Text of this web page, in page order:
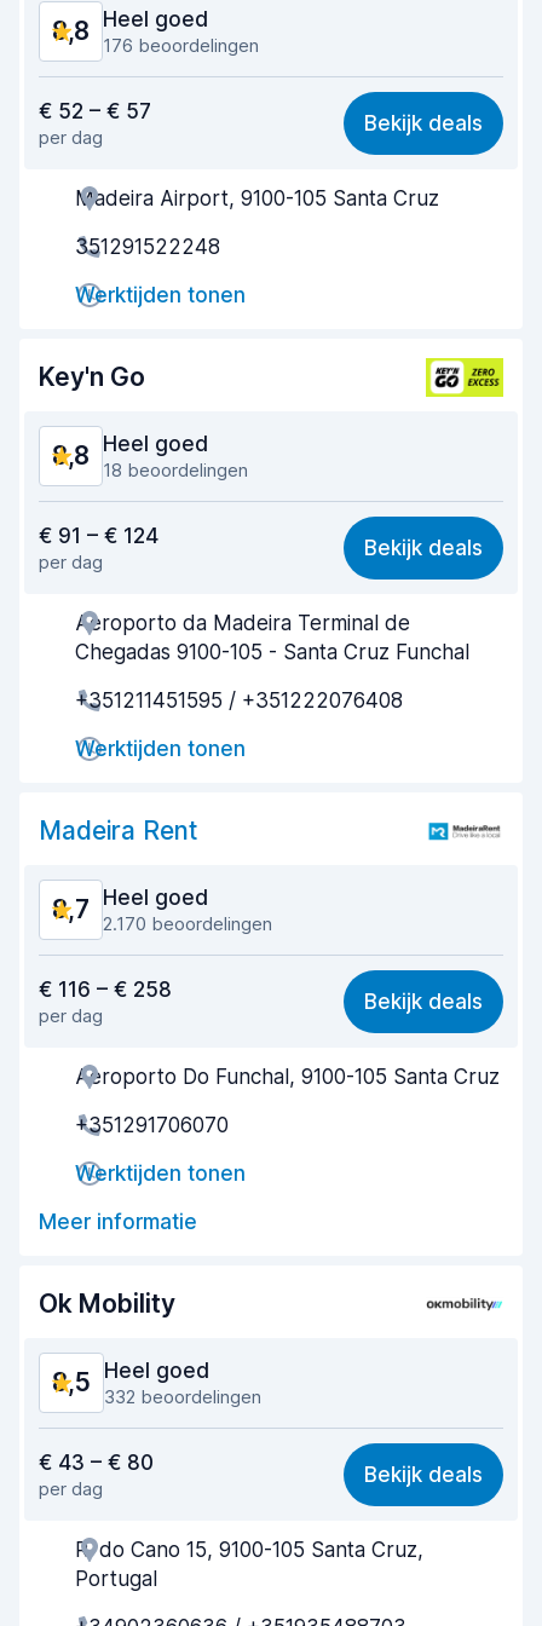
8,8 Heel goed
176 beoordelingen
8,4
Makkelijk te vinden 9,0
Behulpzame medewerker
Snelheid ophaalproces
Snelheid inleverproces
9,1
€ 52 – € 57
per dag
Bekijk deals
Madeira Airport, 9100-105 Santa Cruz
351291522248
Werktijden tonen
Key'n Go
8,8 Heel goed
18 beoordelingen
8,1
Makkelijk te vinden 9,0
Behulpzame medewerker
Staat van de auto 8,3
€ 91 – € 124
per dag
Bekijk deals
Aeroporto da Madeira Terminal de
Chegadas 9100-105 - Santa Cruz Funchal
+351211451595 / +351222076408
Werktijden tonen
Madeira Rent
8,7 Heel goed
2.170 beoordelingen
8,0
Makkelijk te vinden 8,7
Behulpzame medewerker 8,3
Snelheid ophaalproces
Snelheid inleverproces
Netheid van de auto
Staat van de auto
€ 116 – € 258
per dag
Bekijk deals
Aeroporto Do Funchal, 9100-105 Santa Cruz
+351291706070
Werktijden tonen
Meer informatie
Ok Mobility
8,5 Heel goed
332 beoordelingen
8,3
Makkelijk te vinden 8,6
Behulpzame medewerker
€ 43 – € 80
per dag
Bekijk deals
R. do Cano 15, 9100-105 Santa Cruz,
Portugal